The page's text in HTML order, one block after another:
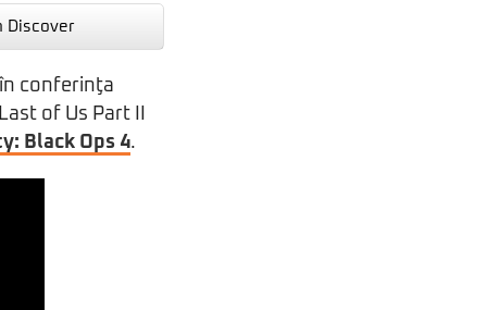
Discover
conferinţa
of Us Part II
Black Ops 4.